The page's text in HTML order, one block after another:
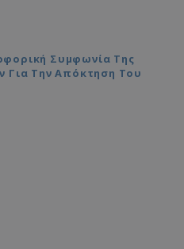
Συμφωνία Της
Για Την Απόκτηση Του